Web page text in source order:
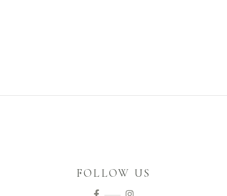
FOLLOW US